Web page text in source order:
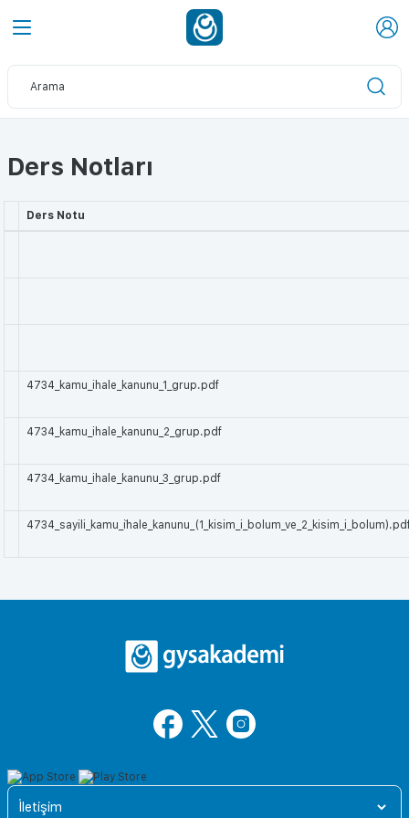
Ders Notları
Ders Notu
4734_kamu_ihale_kanunu_1_grup.pdf
4734_kamu_ihale_kanunu_2_grup.pdf
4734_kamu_ihale_kanunu_3_grup.pdf
İletişim